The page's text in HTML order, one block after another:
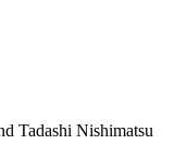
Tadashi Nishimatsu